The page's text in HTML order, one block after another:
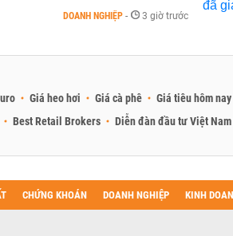
DOANH NGHIỆP - 3 giờ trước
Giá heo hơi Giá cà phê Giá tiêu hôm nay
Best Retail Brokers Diễn đàn đầu tư Việt
CHỨNG KHOÁN DOANH NGHIỆP KINH